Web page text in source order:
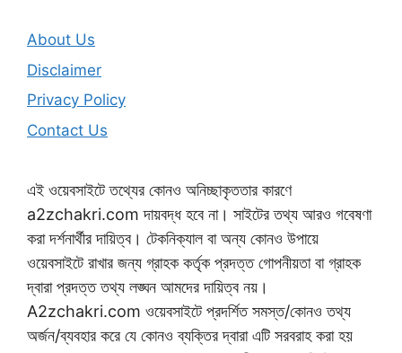
About Us
Disclaimer
Privacy Policy
Contact Us
এই ওয়েবসাইটে তথ্যের কোনও অনিচ্ছাকৃততার কারণে
a2zchakri.com দায়বদ্ধ হবে না। সাইটের তথ্য আরও গবেষণা
করা দর্শনার্থীর দায়িত্ব। টেকনিক্যাল বা অন্য কোনও উপায়ে
ওয়েবসাইটে রাখার জন্য গ্রাহক কর্তৃক প্রদত্ত গোপনীয়তা বা গ্রাহক
দ্বারা প্রদত্ত তথ্য লঙ্ঘন আমদের দায়িত্ব নয়।
A2zchakri.com ওয়েবসাইটে প্রদর্শিত সমস্ত/কোনও তথ্য
অর্জন/ব্যবহার করে যে কোনও ব্যক্তির দ্বারা এটি সরবরাহ করা হয়